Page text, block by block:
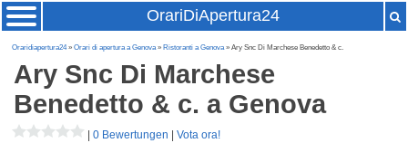
OrariDiApertura24
Oraridiapertura24»Orari di apertura a Genova» Ristoranti a Genova» Ary Snc Di Marchese Benedetto & c.
Ary Snc Di Marchese
Benedetto & c. a Genova
|0 Bewertungen |Vota ora!